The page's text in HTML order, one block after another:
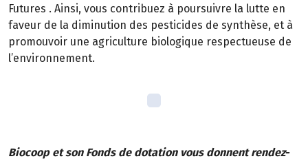
Futures . Ainsi, vous contribuez à poursuivre la lutte en
faveur de la diminution des pesticides de synthèse, et à
promouvoir une agriculture biologique respectueuse de
l’environnement.
Biocoop et son Fonds de dotation vous donnent rendez-